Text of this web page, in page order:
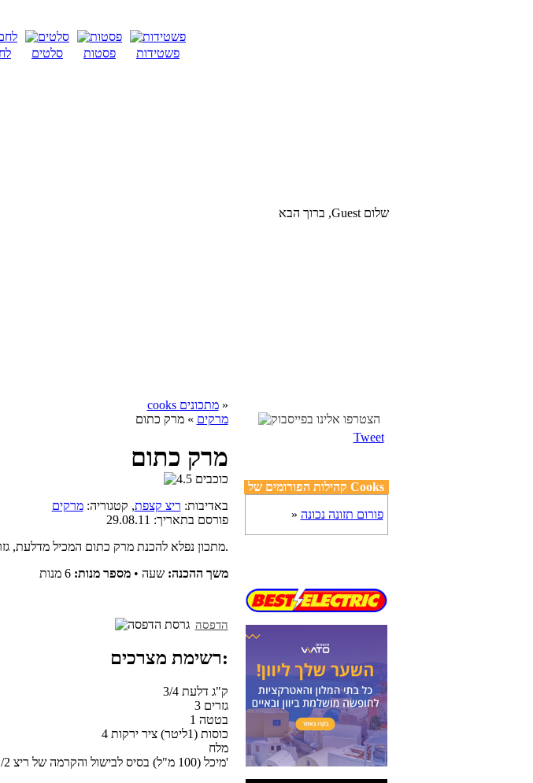
סלטים פסטות פשטידות
שלום Guest, ברוך הבא
cooks מתכונים»
מרקים » מרק כתום
מרק כתום
באדיבות: ריצ קצפת, קטגוריה:מרקים
פורסם בתאריך: 29.08.11
מתכון נפלא להכנת מרק כתום המכיל מדלעת, גזר ובטטה.
משך ההכנה: שעה •מספר מנות: 6 מנות
הדפסה
רשימת מצרכים:
3/4 ק"ג דלעת
3 גזרים
1 בטטה
4 כוסות (1ליטר) ציר ירקות
מלח
1/2 מיכל (100 מ"ל) בסיס לבישול והקרמה של ריצ'
Tweet
קהילות הפורומים של Cooks
» פורום תזונה נכונה